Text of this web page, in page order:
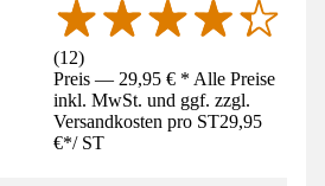
(12)
Preis — 29,95 € * Alle Preise
inkl. MwSt. und ggf. zzgl.
Versandkosten pro ST29,95
€*/ ST